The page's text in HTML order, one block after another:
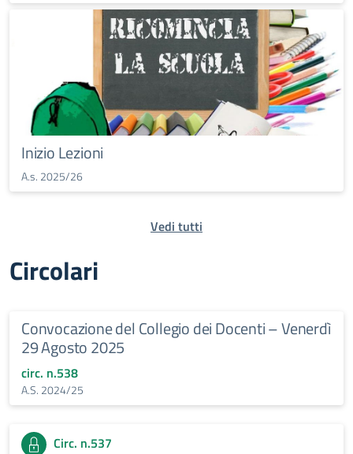
Inizio Lezioni
A.s. 2025/26
Vedi tutti
Circolari
Convocazione del Collegio dei Docenti – Venerdì
29 Agosto 2025
circ. n.538
A.S. 2024/25
Circ. n.537